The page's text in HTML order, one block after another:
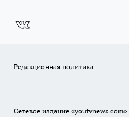
Редакционная политика
Сетевое издание «youtvnews.com»